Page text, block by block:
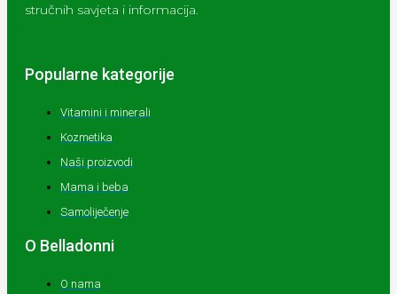
stručnih savjeta i informacija.
Popularne kategorije
Vitamini i minerali
Kozmetika
Naši proizvodi
Mama i beba
Samoliječenje
O Belladonni
O nama